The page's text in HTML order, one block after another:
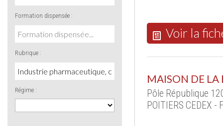
Formation dispensée :
Rubrique :
Régime :
Voir la
MAISON DE
Pôle République
POITIERS CEDEX -